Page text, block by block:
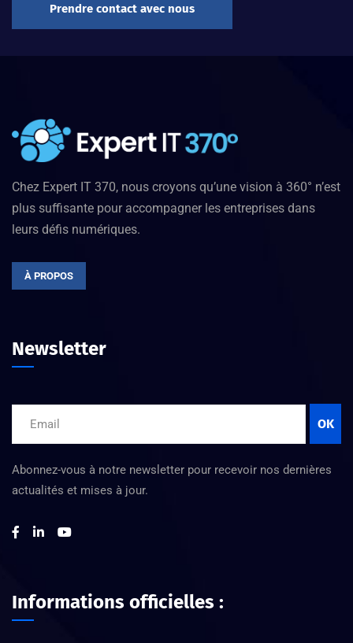
Prendre contact avec nous
Chez Expert IT 370, nous croyons qu’une vision à 360° n’est
plus suffisante pour accompagner les entreprises dans
leurs défis numériques.
À PROPOS
Newsletter
OK
Abonnez-vous à notre newsletter pour recevoir nos dernières
actualités et mises à jour.
Informations officielles :